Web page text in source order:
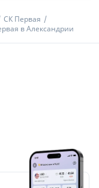
СК Первая
в Александрии